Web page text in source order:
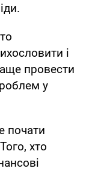
і
провести
у
почати
хто